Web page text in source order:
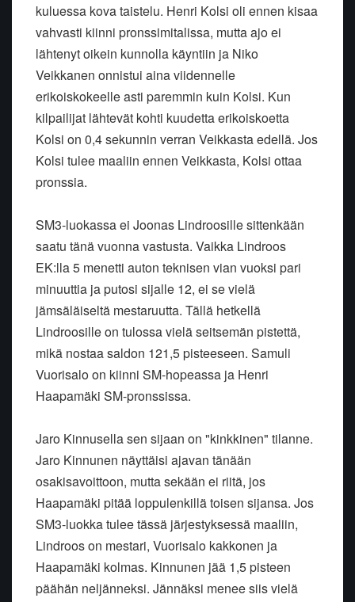
kuluessa kova taistelu. Henri Kolsi oli ennen kisaa
vahvasti kiinni pronssimitalissa, mutta ajo ei
lähtenyt oikein kunnolla käyntiin ja Niko
Veikkanen onnistui aina viidennelle
erikoiskokeelle asti paremmin kuin Kolsi. Kun
kilpailijat lähtevät kohti kuudetta erikoiskoetta
Kolsi on 0,4 sekunnin verran Veikkasta edellä. Jos
Kolsi tulee maaliin ennen Veikkasta, Kolsi ottaa
pronssia.
SM3-luokassa ei Joonas Lindroosille sittenkään
saatu tänä vuonna vastusta. Vaikka Lindroos
EK:lla 5 menetti auton teknisen vian vuoksi pari
minuuttia ja putosi sijalle 12, ei se vielä
jämsäläiseltä mestaruutta. Tällä hetkellä
Lindroosille on tulossa vielä seitsemän pistettä,
mikä nostaa saldon 121,5 pisteeseen. Samuli
Vuorisalo on kiinni SM-hopeassa ja Henri
Haapamäki SM-pronssissa.
Jaro Kinnusella sen sijaan on "kinkkinen" tilanne.
Jaro Kinnunen näyttäisi ajavan tänään
osakisavoittoon, mutta sekään ei riitä, jos
Haapamäki pitää loppulenkillä toisen sijansa. Jos
SM3-luokka tulee tässä järjestyksessä maaliin,
Lindroos on mestari, Vuorisalo kakkonen ja
Haapamäki kolmas. Kinnunen jää 1,5 pisteen
päähän neljänneksi. Jännäksi menee siis vielä